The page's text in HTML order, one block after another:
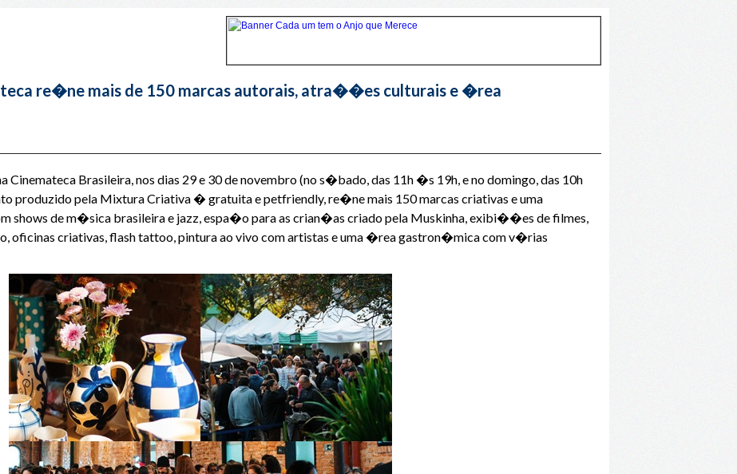
re�ne mais de 150 marcas autorais, atra��es culturais e �rea
Cinemateca Brasileira, nos dias 29 e 30 de novembro (no s�bado, das 11h �s 19h, e no domingo, das 10h
produzido pela Mixtura Criativa � gratuita e petfriendly, re�ne mais 150 marcas criativas e uma
de m�sica brasileira e jazz, espa�o para as crian�as criado pela Muskinha, exibi��es de filmes,
oficinas criativas, flash tattoo, pintura ao vivo com artistas e uma �rea gastron�mica com v�rias